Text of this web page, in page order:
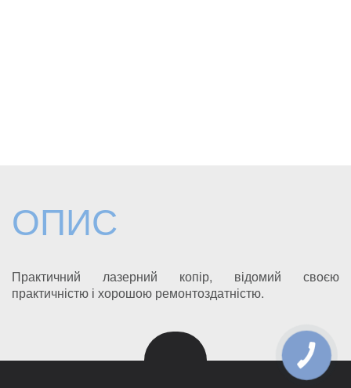
ОПИС
Практичний лазерний копір, відомий своєю
практичністю і хорошою ремонтоздатністю.
КНОПКА
ЗВ'ЯЗКУ